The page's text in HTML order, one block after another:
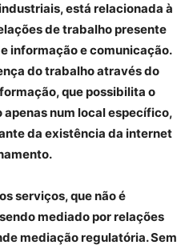
está relacionada à
de trabalho presente
informação e comunicação.
do trabalho através do
que possibilita o
num local específico,
da existência da internet
serviços, que não é
mediado por relações
mediação regulatória. Sem